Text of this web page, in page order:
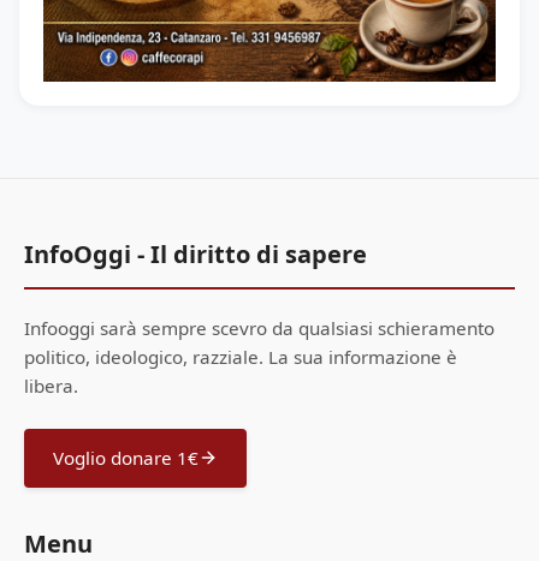
InfoOggi - Il diritto di sapere
Infooggi sarà sempre scevro da qualsiasi schieramento
politico, ideologico, razziale. La sua informazione è
libera.
Voglio donare 1€
Menu